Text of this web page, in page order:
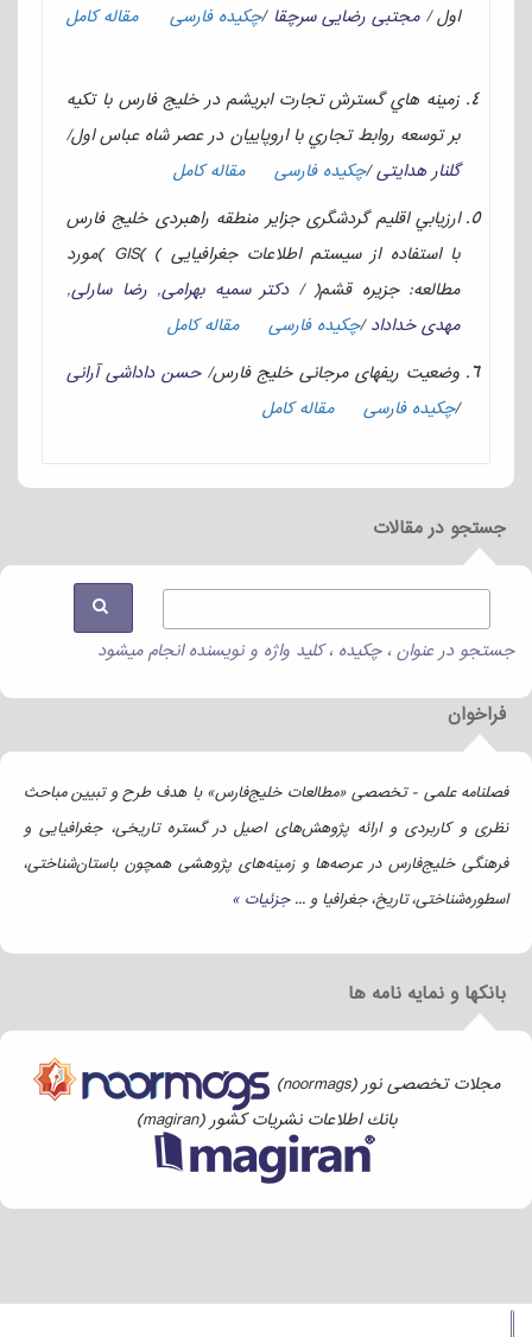
اول /مجتبی رضایی سرچقا/چکیده فارسیمقاله کامل
زمينه هاي گسترش تجارت ابريشم در خليج فارس با تکيه
بر توسعه روابط تجاري با اروپاييان در عصر شاه عباس اول/
گلنار هدايتی/چکیده فارسیمقاله کامل
ارزيابي اقليم گردشگری جزاير منطقه راهبردی خليج فارس
با استفاده از سيستم اطلاعات جغرافيايی ) )GIS )مورد
مطالعه: جزيره قشم( /دکتر سميه بهرامی, رضا سارلی,
مهدی خداداد/چکیده فارسیمقاله کامل
وضعيت ريفهای مرجانی خليج فارس/حسن داداشی آرانی
چکیده فارسیمقاله کامل
جستجو در مقالات
جستجو در عنوان ، چکیده ، کلید واژه و نویسنده انجام میشود
فراخوان
فصلنامه علمی - تخصصی «مطالعات خلیج‌فارس» با هدف طرح و تبیین مباحث
نظری و کاربردی و ارائه پژوهش‌های اصیل در گستره تاریخی، جغرافیایی و
فرهنگی خلیج‌فارس در عرصه‌ها و زمینه‌های پژوهشی همچون باستان‌شناختی،
اسطوره‌شناختی، تاریخ، جغرافیا و ...جزئیات »
بانکها و نمایه نامه ها
مجلات تخصصی نور (noormags)
بانك اطلاعات نشریات كشور (magiran)